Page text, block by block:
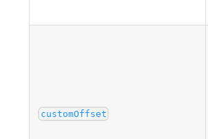
customOffset